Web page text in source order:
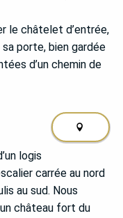
le châtelet d’entrée,
sa porte, bien gardée
d’un chemin de
logis
carrée au nord
au sud. Nous
château fort du